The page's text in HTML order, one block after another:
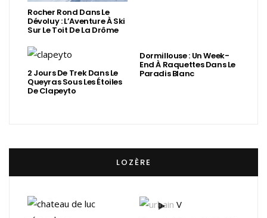
Rocher Rond Dans Le
Dévoluy : L’Aventure À Ski
Sur Le Toit De La Drôme
2 Jours De Trek Dans Le
Queyras Sous Les Étoiles
De Clapeyto
Dormillouse : Un Week-
End À Raquettes Dans Le
Paradis Blanc
LOZÈRE